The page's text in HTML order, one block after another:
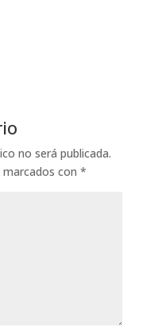
no será publicada.
con *